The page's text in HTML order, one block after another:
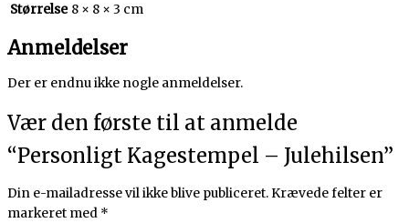
Størrelse 8 × 8 × 3 cm
Anmeldelser
Der er endnu ikke nogle anmeldelser.
Vær den første til at anmelde
“Personligt Kagestempel – Julehilsen”
Din e-mailadresse vil ikke blive publiceret.Krævede felter er
markeret med *